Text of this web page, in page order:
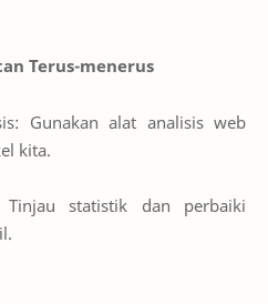
Terus-menerus
Gunakan alat analisis web
kita.
Tinjau statistik dan perbaiki